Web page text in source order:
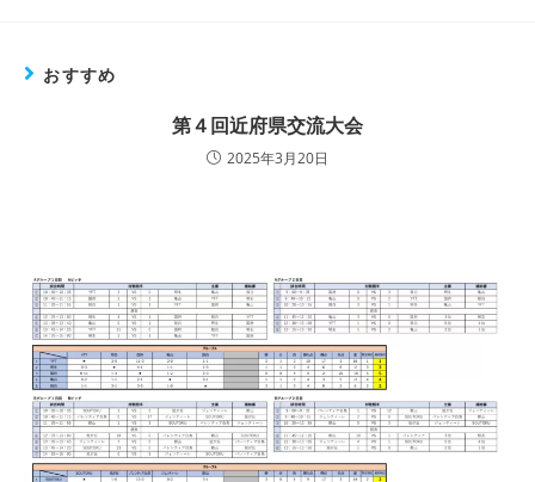
おすすめ
第４回近府県交流大会
2025年3月20日